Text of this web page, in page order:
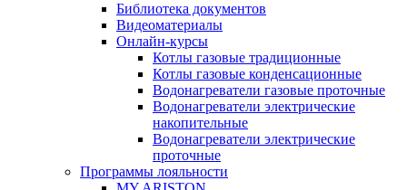
Библиотека документов
Видеоматериалы
Онлайн-курсы
Котлы газовые традиционные
Котлы газовые конденсационные
Водонагреватели газовые проточные
Водонагреватели электрические
накопительные
Водонагреватели электрические
проточные
Программы лояльности